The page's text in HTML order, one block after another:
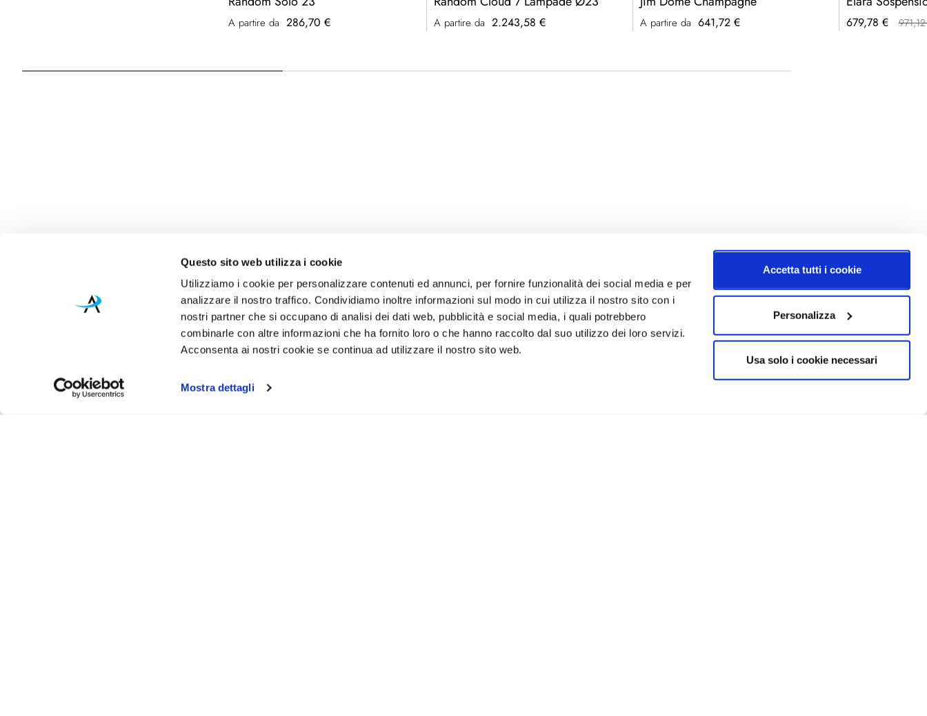
Questo sito web utilizza i cookie
Utilizziamo i cookie per personalizzare contenuti ed annunci, per fornire funzionalità dei social media e per
analizzare il nostro traffico. Condividiamo inoltre informazioni sul modo in cui utilizza il nostro sito con i
nostri partner che si occupano di analisi dei dati web, pubblicità e social media, i quali potrebbero
combinarle con altre informazioni che ha fornito loro o che hanno raccolto dal suo utilizzo dei loro servizi.
Acconsenta ai nostri cookie se continua ad utilizzare il nostro sito web.
Mostra dettagli
Accetta tutti i cookie
Personalizza
Usa solo i cookie necessari
A partire da 286,70 € A partire da 2.243,58 € A partire da 641,72 €
Prezzo
679,78 €